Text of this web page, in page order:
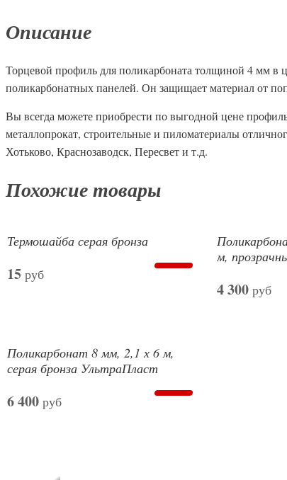
Описание
Торцевой профиль для поликарбоната толщиной 4 мм в
поликарбонатных панелей. Он защищает материал от
Вы всегда можете приобрести по выгодной цене
металлопрокат, строительные и пиломатериалы
Хотьково, Краснозаводск, Пересвет и т.д.
Похожие товары
Термошайба серая бронза
15 руб
м,
4 300руб
Поликарбонат 8 мм, 2,1 х 6 м,
серая бронза УльтраПласт
6 400 руб